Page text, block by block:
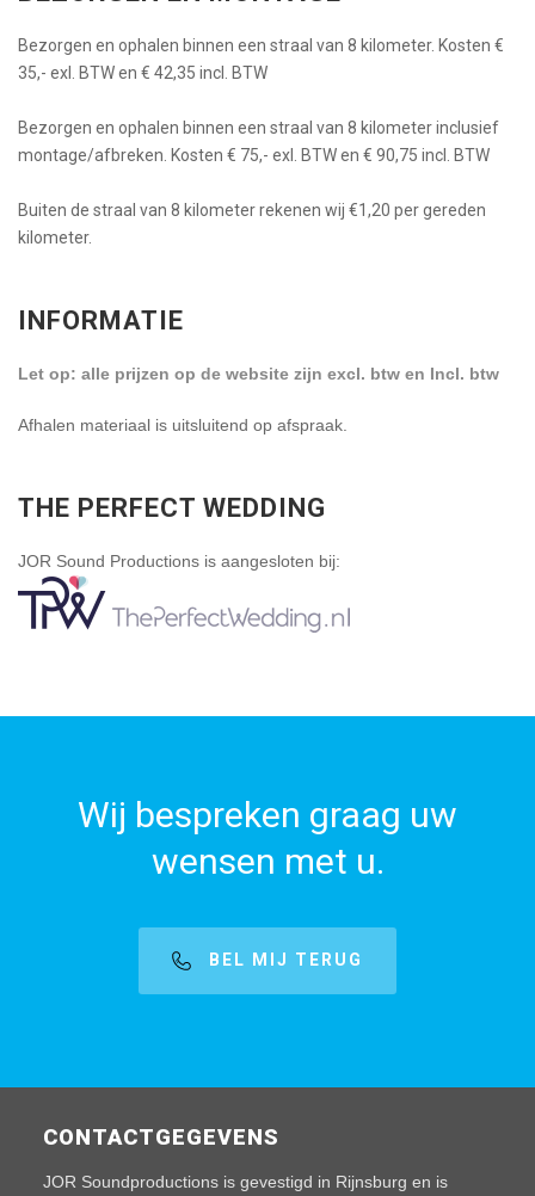
Bezorgen en ophalen binnen een straal van 8 kilometer. Kosten €
35,- exl. BTW en € 42,35 incl. BTW
Bezorgen en ophalen binnen een straal van 8 kilometer inclusief
montage/afbreken. Kosten € 75,- exl. BTW en € 90,75 incl. BTW
Buiten de straal van 8 kilometer rekenen wij €1,20 per gereden
kilometer.
INFORMATIE
Let op: alle prijzen op de website zijn excl. btw en Incl. btw
Afhalen materiaal is uitsluitend op afspraak.
THE PERFECT WEDDING
JOR Sound Productions is aangesloten bij:
Wij bespreken graag uw
wensen met u.
BEL MIJ TERUG
CONTACTGEGEVENS
JOR Soundproductions is gevestigd in Rijnsburg en is